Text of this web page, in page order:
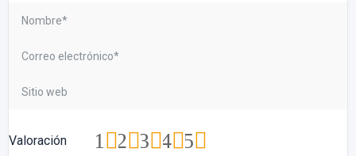
Valoración 5
4
3
2
1